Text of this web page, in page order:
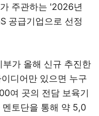
주관하는 '2026년
공급기업으로 선정
가 올해 신규 추진한
디어만 있으면 누구
여 곳의 전담 보육기
토단을 통해 약 5,0